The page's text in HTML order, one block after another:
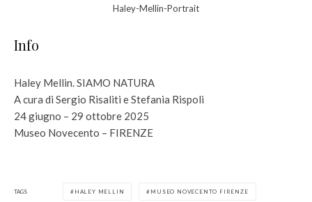
Haley-Mellin-Portrait
Info
Haley Mellin. SIAMO NATURA
A cura di Sergio Risaliti e Stefania Rispoli
24 giugno – 29 ottobre 2025
Museo Novecento – FIRENZE
TAGS HALEY MELLIN MUSEO NOVECENTO FIRENZE